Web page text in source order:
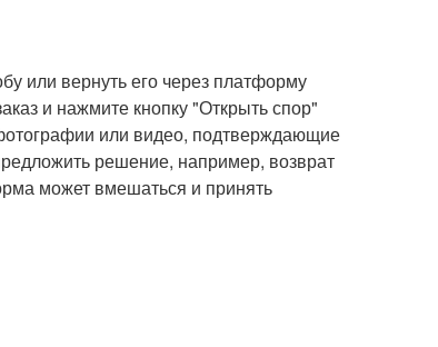
или вернуть его через платформу
и нажмите кнопку "Открыть спор"
или видео, подтверждающие
решение, например, возврат
может вмешаться и принять